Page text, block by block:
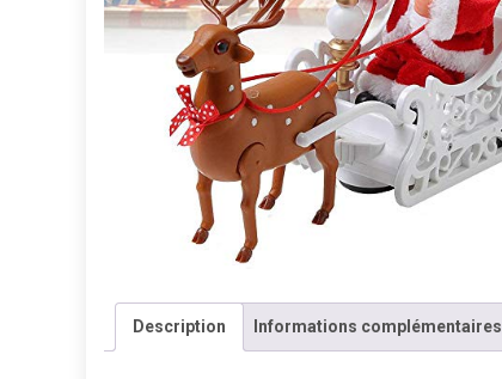
Description Informations complémentaires